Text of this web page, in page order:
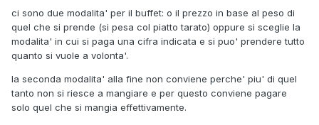
ci sono due modalita' per il buffet: o il prezzo in base al peso di
quel che si prende (si pesa col piatto tarato) oppure si sceglie la
modalita' in cui si paga una cifra indicata e si puo' prendere tutto
quanto si vuole a volonta'.
la seconda modalita' alla fine non conviene perche' piu' di quel
tanto non si riesce a mangiare e per questo conviene pagare
solo quel che si mangia effettivamente.